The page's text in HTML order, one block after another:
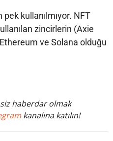
kullanılmıyor. NFT
zincirlerin (Axie
ve Solana olduğu
haberdar olmak
kanalına katılın!